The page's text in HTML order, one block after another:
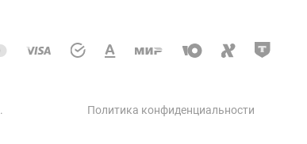
. Политика конфиденциальности